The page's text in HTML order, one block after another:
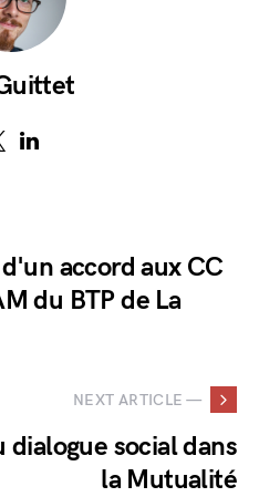
accord aux CC
du BTP de La
NEXT ARTICLE —
dialogue social dans
la Mutualité